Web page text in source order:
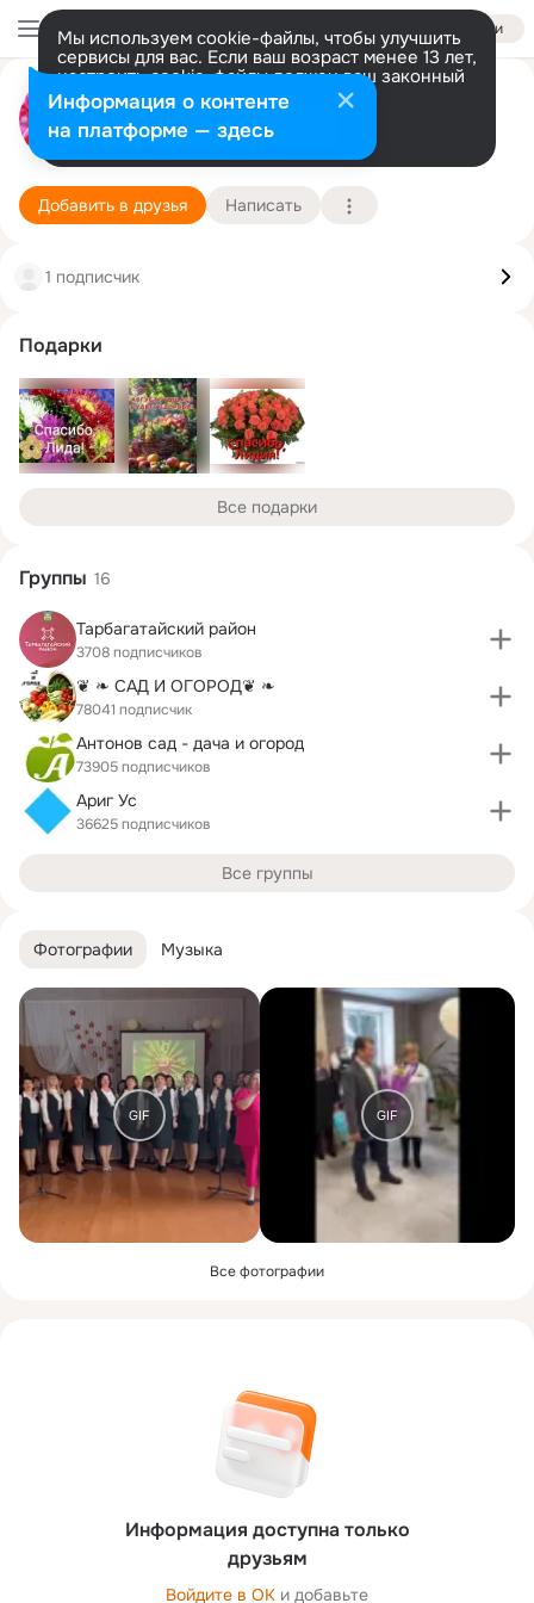
Войти
Мы используем cookie-файлы, чтобы улучшить
сервисы для вас. Если ваш возраст менее 13 лет,
настроить cookie-файлы должен ваш законный
представитель. Больше информации
Разрешить все Настроить
Лида Ковалева(Иванова)
с. Большой Куналей (Тарбагатайский район)
Подробнее
Добавить в друзья Написать
Фотографии Музыка
GIF GIF
Все фотографии
Информация доступна только
друзьям
Войдите в ОК и добавьте
1 подписчик
Подарки
Все подарки
Группы 16
Тарбагатайский район
3708 подписчиков
❦ ❧ САД И ОГОРОД❦ ❧
78041 подписчик
Антонов сад - дача и огород
73905 подписчиков
Ариг Ус
36625 подписчиков
Все группы
Информация о контенте
на платформе — здесь